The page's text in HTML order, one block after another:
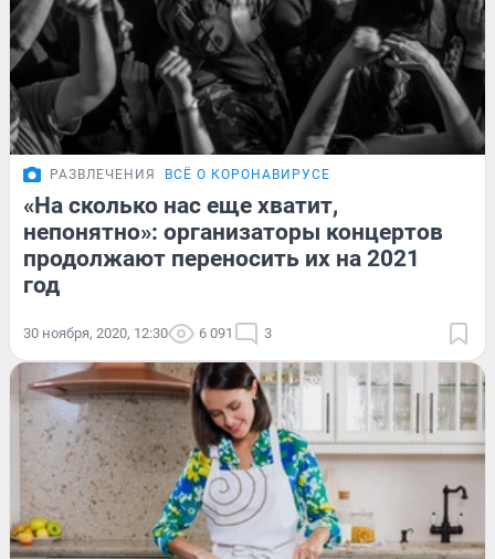
РАЗВЛЕЧЕНИЯ ВСЁ О КОРОНАВИРУСЕ
«На сколько нас еще хватит,
непонятно»: организаторы концертов
продолжают переносить их на 2021
год
30 ноября, 2020, 12:30 6 091 3